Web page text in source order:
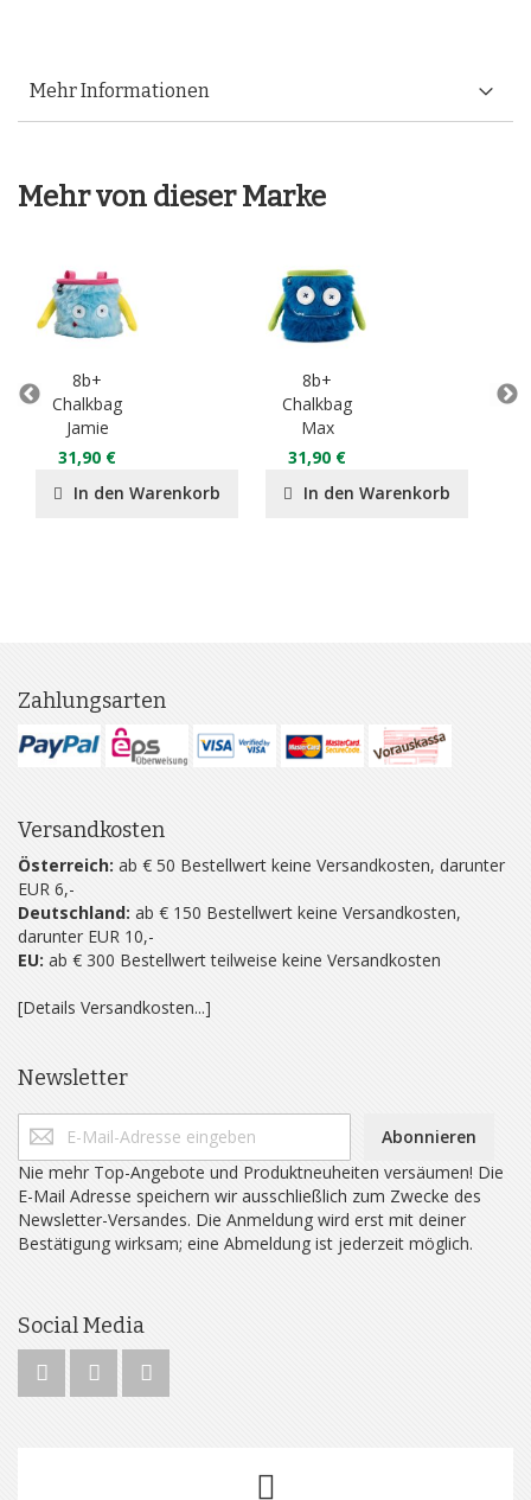
Mehr Informationen
Mehr von dieser Marke
8b+
Chalkbag
Jamie
31,90 €
In den Warenkorb
8b+
Chalkbag
Max
31,90 €
In den Warenkorb
Zahlungsarten
Versandkosten
Österreich: ab € 50 Bestellwert keine Versandkosten, darunter
EUR 6,-
Deutschland: ab € 150 Bestellwert keine Versandkosten,
darunter EUR 10,-
EU: ab € 300 Bestellwert teilweise keine Versandkosten
[Details Versandkosten...]
Newsletter
Abonnieren
Nie mehr Top-Angebote und Produktneuheiten versäumen! Die
E-Mail Adresse speichern wir ausschließlich zum Zwecke des
Newsletter-Versandes. Die Anmeldung wird erst mit deiner
Bestätigung wirksam; eine Abmeldung ist jederzeit möglich.
Social Media